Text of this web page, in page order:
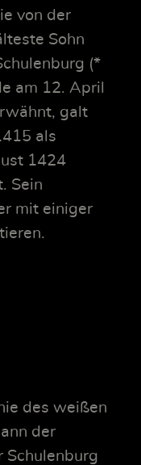
von der
Sohn
(*
am 12. April
galt
als
1424
Sein
mit einiger
des weißen
der
Schulenburg